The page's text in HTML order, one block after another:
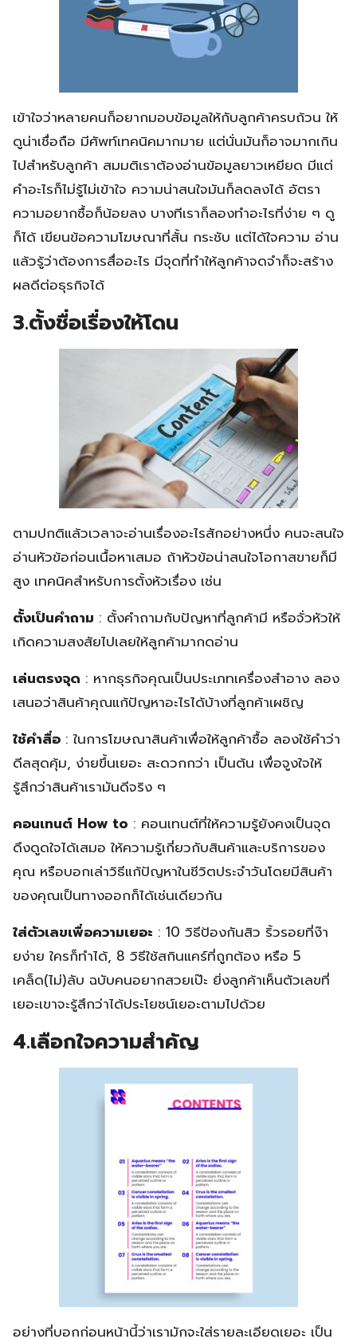
เข้าใจว่าหลายคนก็อยากมอบข้อมูลให้กับลูกค้าครบถ้วน ให้
ดูน่าเชื่อถือ มีศัพท์เทคนิคมากมาย แต่นั่นมันก็อาจมากเกิน
ไปสำหรับลูกค้า สมมติเราต้องอ่านข้อมูลยาวเหยียด มีแต่
คำอะไรก็ไม่รู้ไม่เข้าใจ ความน่าสนใจมันก็ลดลงได้ อัตรา
ความอยากซื้อก็น้อยลง บางทีเราก็ลองทำอะไรที่ง่าย ๆ ดู
ก็ได้ เขียนข้อความโฆษณาที่สั้น กระชับ แต่ได้ใจความ อ่าน
แล้วรู้ว่าต้องการสื่ออะไร มีจุดที่ทำให้ลูกค้าจดจำก็จะสร้าง
ผลดีต่อธุรกิจได้
3.ตั้งชื่อเรื่องให้โดน
ตามปกติแล้วเวลาจะอ่านเรื่องอะไรสักอย่างหนึ่ง คนจะสนใจ
อ่านหัวข้อก่อนเนื้อหาเสมอ ถ้าหัวข้อน่าสนใจโอกาสขายก็มี
สูง เทคนิคสำหรับการตั้งหัวเรื่อง เช่น
ตั้งเป็นคำถาม : ตั้งคำถามกับปัญหาที่ลูกค้ามี หรือจั่วหัวให้
เกิดความสงสัยไปเลยให้ลูกค้ามากดอ่าน
เล่นตรงจุด : หากธุรกิจคุณเป็นประเภทเครื่องสำอาง ลอง
เสนอว่าสินค้าคุณแก้ปัญหาอะไรได้บ้างที่ลูกค้าเผชิญ
ใช้คำสื่อ : ในการโฆษณาสินค้าเพื่อให้ลูกค้าซื้อ ลองใช้คำว่า
ดีลสุดคุ้ม, ง่ายขึ้นเยอะ สะดวกกว่า เป็นต้น เพื่อจูงใจให้
รู้สึกว่าสินค้าเรามันดีจริง ๆ
คอนเทนต์ How to : คอนเทนต์ที่ให้ความรู้ยังคงเป็นจุด
ดึงดูดใจได้เสมอ ให้ความรู้เกี่ยวกับสินค้าและบริการของ
คุณ หรือบอกเล่าวิธีแก้ปัญหาในชีวิตประจำวันโดยมีสินค้า
ของคุณเป็นทางออกก็ได้เช่นเดียวกัน
ใส่ตัวเลขเพื่อความเยอะ : 10 วิธีป้องกันสิว ริ้วรอยที่ง๊า
ยง่าย ใครก็ทำได้, 8 วิธีใช้สกินแคร์ที่ถูกต้อง หรือ 5
เคล็ด(ไม่)ลับ ฉบับคนอยากสวยเป๊ะ ยิ่งลูกค้าเห็นตัวเลขที่
เยอะเขาจะรู้สึกว่าได้ประโยชน์เยอะตามไปด้วย
4.เลือกใจความสำคัญ
อย่างที่บอกก่อนหน้านี้ว่าเรามักจะใส่รายละเอียดเยอะ เป็น